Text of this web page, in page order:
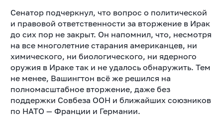
Сенатор подчеркнул, что вопрос о политической
и правовой ответственности за вторжение в Ирак
до сих пор не закрыт. Он напомнил, что, несмотря
на все многолетние старания американцев, ни
химического, ни биологического, ни ядерного
оружия в Ираке так и не удалось обнаружить. Тем
не менее, Вашингтон всё же решился на
полномасштабное вторжение, даже без
поддержки Совбеза ООН и ближайших союзников
по НАТО — Франции и Германии.